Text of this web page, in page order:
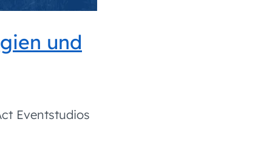
und
Eventstudios